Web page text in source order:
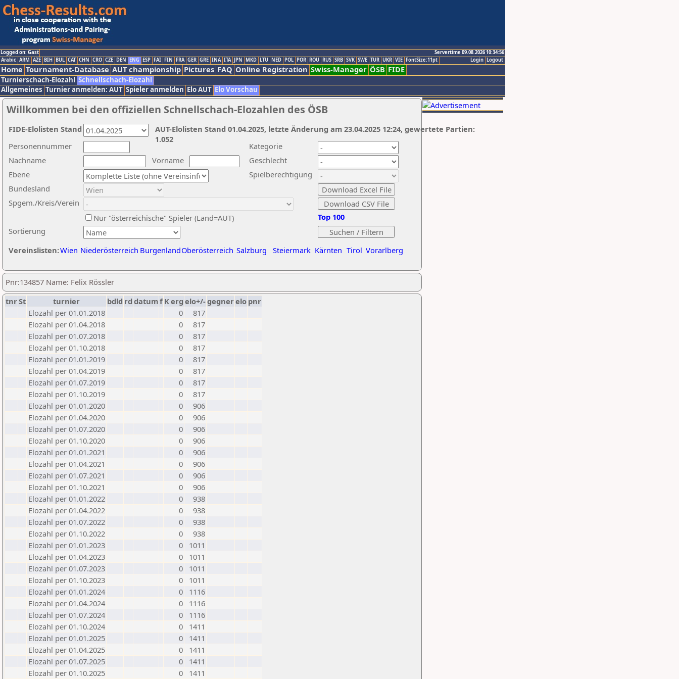
Logged on: Gast
Servertime 09.08.2026 10:34:56
Logout
Login
Arabic ARM AZE BIH BUL CAT CHN CRO CZE DEN ENG ESP FAI FIN FRA GER GRE INA ITA JPN MKD LTU NED POL POR ROU RUS SRB SVK SWE TUR UKR VIE FontSize:11pt
Home Tournament-Database AUT championship Pictures FAQ Online Registration Swiss-Manager ÖSB FIDE
Turnierschach-Elozahl Schnellschach-Elozahl
Allgemeines Turnier anmelden: AUT Spieler anmelden Elo AUT Elo Vorschau
Willkommen bei den offiziellen Schnellschach-Elozahlen des ÖSB
Nachname
Vorname
Ebene
Kategorie
Sortierung
Personennummer
Bundesland
Spgem./Kreis/Verein
Geschlecht
Nur "österreichische" Spieler (Land=AUT)
Spielberechtigung
Vereinslisten:Wien Niederösterreich BurgenlandOberösterreich Salzburg Steiermark Kärnten Tirol Vorarlberg
Top 100
AUT-Elolisten Stand 01.04.2025, letzte Änderung am 23.04.2025 12:24, gewertete Partien:
1.052
FIDE-Elolisten Stand
Pnr:134857 Name: Felix Rössler
tnrSt turnier bdld rd datumf Kerg elo+/-gegnerelo pnr
Elozahl per 01.01.2018
0
817
Elozahl per 01.04.2018
0
817
Elozahl per 01.07.2018
0
817
Elozahl per 01.10.2018
0
817
Elozahl per 01.01.2019
0
817
Elozahl per 01.04.2019
0
817
Elozahl per 01.07.2019
0
817
Elozahl per 01.10.2019
0
817
Elozahl per 01.01.2020
0
906
Elozahl per 01.04.2020
0
906
Elozahl per 01.07.2020
0
906
Elozahl per 01.10.2020
0
906
Elozahl per 01.01.2021
0
906
Elozahl per 01.04.2021
0
906
Elozahl per 01.07.2021
0
906
Elozahl per 01.10.2021
0
906
Elozahl per 01.01.2022
0
938
Elozahl per 01.04.2022
0
938
Elozahl per 01.07.2022
0
938
Elozahl per 01.10.2022
0
938
Elozahl per 01.01.2023
0
1011
Elozahl per 01.04.2023
0
1011
Elozahl per 01.07.2023
0
1011
Elozahl per 01.10.2023
0
1011
Elozahl per 01.01.2024
0
1116
Elozahl per 01.04.2024
0
1116
Elozahl per 01.07.2024
0
1116
Elozahl per 01.10.2024
0
1411
Elozahl per 01.01.2025
0
1411
Elozahl per 01.04.2025
0
1411
Elozahl per 01.07.2025
0
1411
Elozahl per 01.10.2025
0 1411